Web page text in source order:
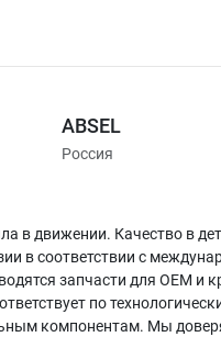
ABSEL
Россия
в движении. Качество в
в соответствии с
запчасти для OEM
по
компонентам. Мы